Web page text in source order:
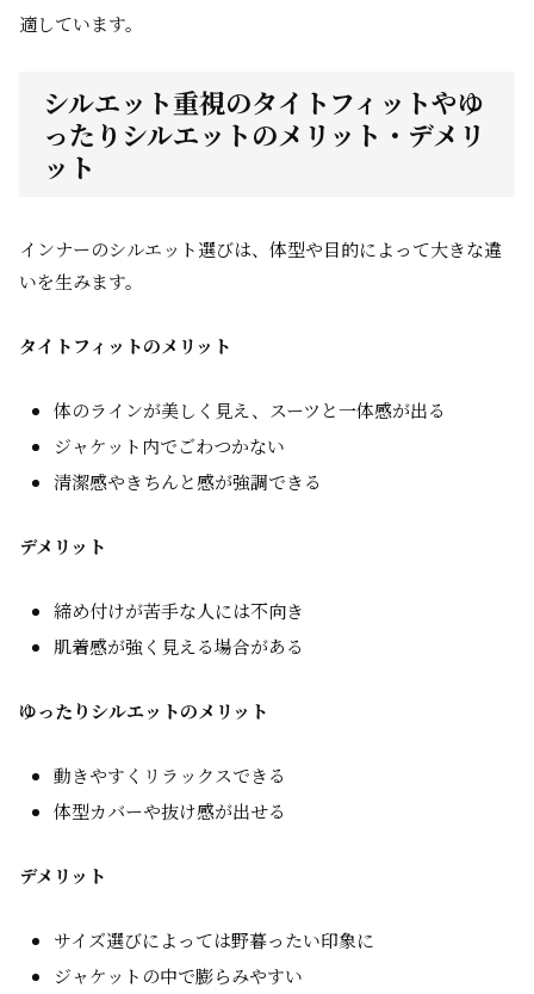
適しています。
シルエット重視のタイトフィットやゆ
ったりシルエットのメリット・デメリ
ット
インナーのシルエット選びは、体型や目的によって大きな違
いを生みます。
タイトフィットのメリット
体のラインが美しく見え、スーツと一体感が出る
ジャケット内でごわつかない
清潔感やきちんと感が強調できる
デメリット
締め付けが苦手な人には不向き
肌着感が強く見える場合がある
ゆったりシルエットのメリット
動きやすくリラックスできる
体型カバーや抜け感が出せる
デメリット
サイズ選びによっては野暮ったい印象に
ジャケットの中で膨らみやすい